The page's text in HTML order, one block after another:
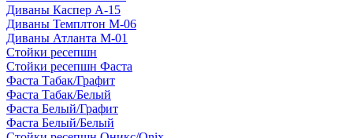
Диваны Каспер А-15
Диваны Темплтон М-06
Диваны Атланта М-01
Стойки ресепшн
Стойки ресепшн Фаста
Фаста Табак/Графит
Фаста Табак/Белый
Фаста Белый/Графит
Фаста Белый/Белый